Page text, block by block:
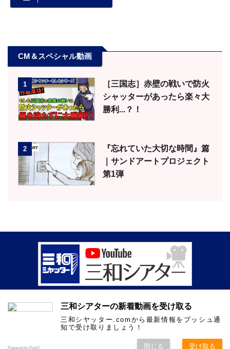
CM＆スペシャル動画
1
［三国志］赤壁の戦いで防火
シャッターがあったら楽々大
勝利...？！
2
『忘れていた大切な時間』篇
｜サンドアートプロジェクト
第1弾
0120-3030-17
Copyright© 三和シアター[三和シヤッター公式YouTube動画] , 2026 All
AFFINGER5
三和シアターの新着動画を受け取る
三和シヤッター.comから最新情報をプッシュ通
知で受け取りましょう！
Powered by Push7 閉じる 受け取る